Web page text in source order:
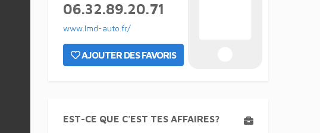
06.32.89.20.71
www.lmd-auto.fr/
AJOUTER DES FAVORIS
EST-CE QUE C'EST TES AFFAIRES?